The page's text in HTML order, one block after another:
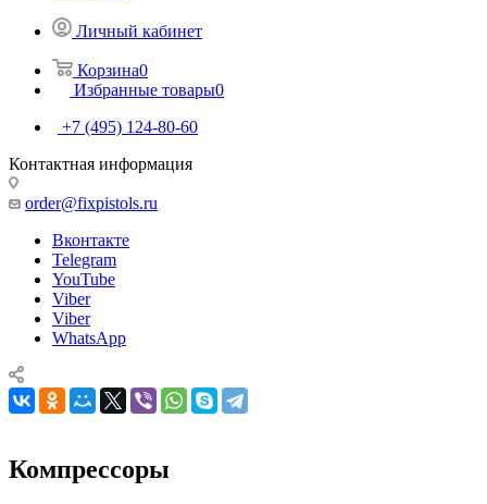
Личный кабинет
Корзина0
Избранные товары0
+7 (495) 124-80-60
Контактная информация
order@fixpistols.ru
Вконтакте
Telegram
YouTube
Viber
Viber
WhatsApp
Компрессоры